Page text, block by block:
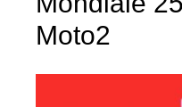
Moto2